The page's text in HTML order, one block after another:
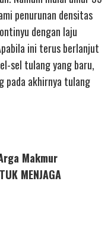
penurunan densitas
dengan laju
ini terus berlanjut
sel tulang yang baru,
pada akhirnya tulang
Makmur
MENJAGA